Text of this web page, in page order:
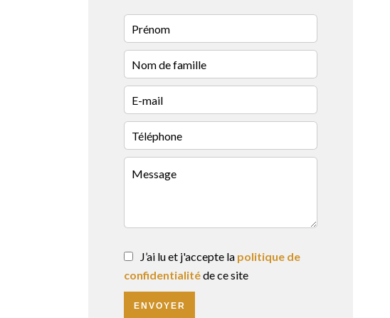
J’ai lu et j'accepte la politique de
confidentialitéde ce site
ENVOYER